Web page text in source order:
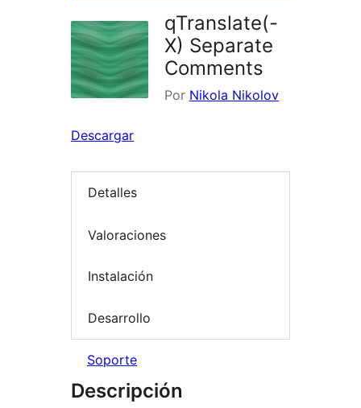
qTranslate(-
X) Separate
Comments
Por Nikola Nikolov
Descargar
Detalles
Valoraciones
Instalación
Desarrollo
Soporte
Descripción